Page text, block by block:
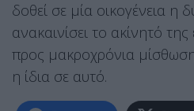
δοθεί σε μία οικογένεια η
ανακαινίσει το ακίνητό της
προς μακροχρόνια μίσθωση
η ίδια σε αυτό.